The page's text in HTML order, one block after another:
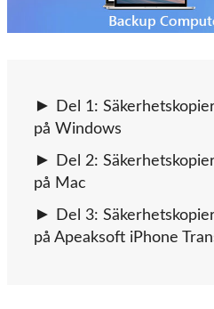
Del 1:
på Windows
Del 2:
på Mac
Del 3:
på Apeaksoft iPhone